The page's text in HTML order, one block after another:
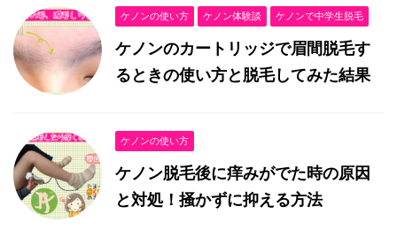
ケノンの使い方 ケノン体験談 ケノンで中学生脱毛
ケノンのカートリッジで眉間脱毛す
るときの使い方と脱毛してみた結果
ケノンの使い方
ケノン脱毛後に痒みがでた時の原因
と対処！掻かずに抑える方法